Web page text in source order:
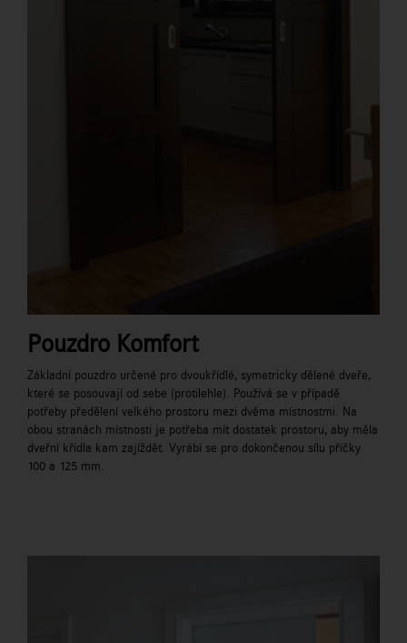
Pouzdro Komfort
Základní pouzdro určené pro dvoukřídlé, symetricky dělené dveře,
které se posouvají od sebe (protilehle). Používá se v případě
potřeby předělení velkého prostoru mezi dvěma místnostmi. Na
obou stranách místnosti je potřeba mít dostatek prostoru, aby měla
dveřní křídla kam zajíždět. Vyrábí se pro dokončenou sílu příčky
100 a 125 mm.